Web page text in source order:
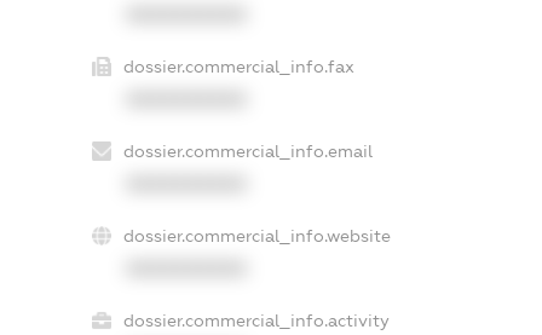
dossier.commercial_info.fax
dossier.commercial_info.email
dossier.commercial_info.website
dossier.commercial_info.activity